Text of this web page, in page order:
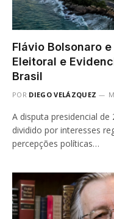
Flávio Bolsonaro
Eleitoral e
Brasil
POR DIEGO VELÁZQUEZ
A disputa presidencial
dividido por interesses
percepções políticas…